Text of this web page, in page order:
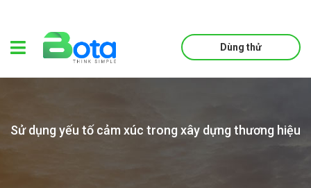
Dùng thử
Sử dụng yếu tố cảm xúc trong xây dựng thương hiệu